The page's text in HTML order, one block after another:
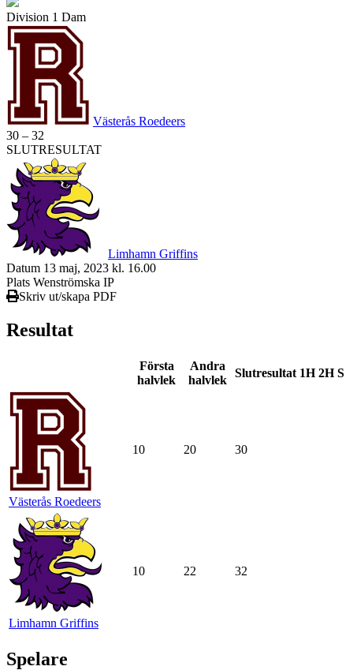
Division 1 Dam
Västerås Roedeers
30 – 32
SLUTRESULTAT
Limhamn Griffins
Datum 13 maj, 2023 kl. 16.00
Plats Wenströmska IP
Skriv ut/skapa PDF
Resultat
Första
halvlek
Andra
halvlek
Slutresultat 1H 2H S
Västerås Roedeers
10 20 30
Limhamn Griffins
10 22 32
Spelare